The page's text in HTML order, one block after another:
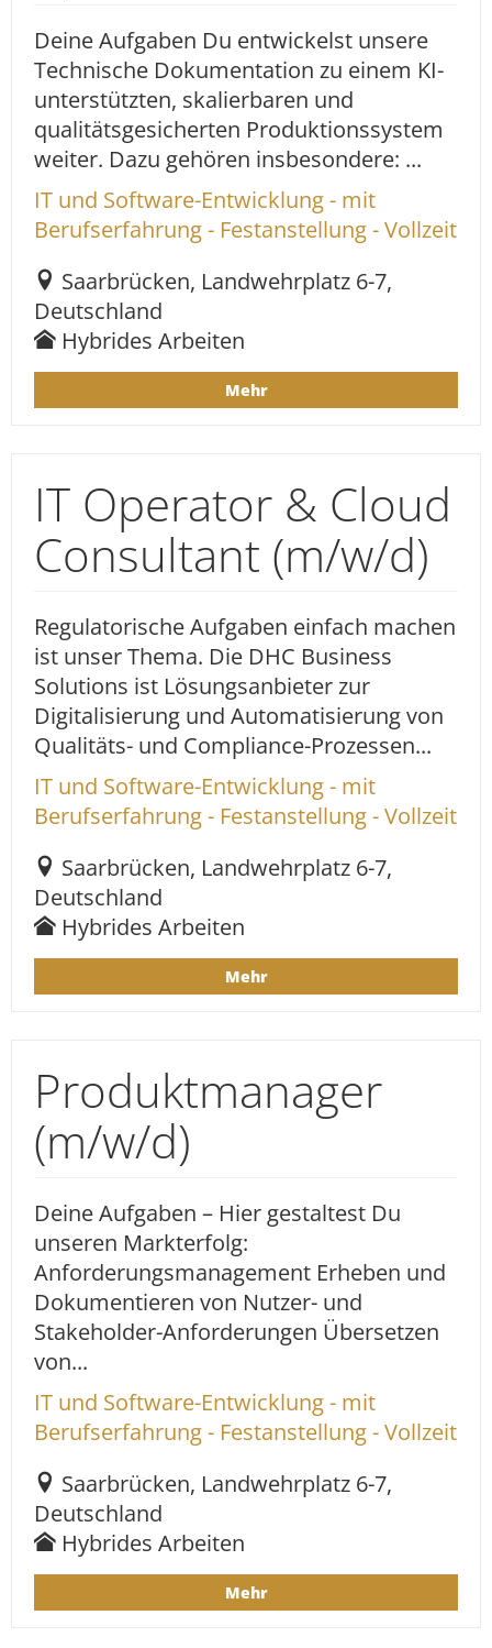
Deine Aufgaben Du entwickelst unsere
Technische Dokumentation zu einem KI-
unterstützten, skalierbaren und
qualitätsgesicherten Produktionssystem
weiter. Dazu gehören insbesondere: ...
IT und Software-Entwicklung - mit
Berufserfahrung - Festanstellung - Vollzeit
Saarbrücken, Landwehrplatz 6-7,
Deutschland
Hybrides Arbeiten
Mehr
IT Operator & Cloud
Consultant (m/w/d)
Regulatorische Aufgaben einfach machen
ist unser Thema. Die DHC Business
Solutions ist Lösungsanbieter zur
Digitalisierung und Automatisierung von
Qualitäts- und Compliance-Prozessen...
IT und Software-Entwicklung - mit
Berufserfahrung - Festanstellung - Vollzeit
Saarbrücken, Landwehrplatz 6-7,
Deutschland
Hybrides Arbeiten
Mehr
Produktmanager
(m/w/d)
Deine Aufgaben – Hier gestaltest Du
unseren Markterfolg:
Anforderungsmanagement Erheben und
Dokumentieren von Nutzer- und
Stakeholder-Anforderungen Übersetzen
von...
IT und Software-Entwicklung - mit
Berufserfahrung - Festanstellung - Vollzeit
Saarbrücken, Landwehrplatz 6-7,
Deutschland
Hybrides Arbeiten
Mehr